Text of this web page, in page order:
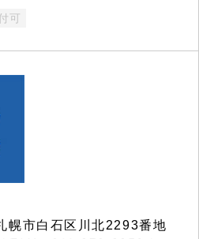
可
市白石区川北2293番地